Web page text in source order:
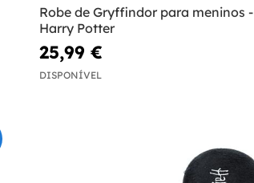
Robe de Gryffindor para meninos -
Harry Potter
25,99 €
DISPONÍVEL